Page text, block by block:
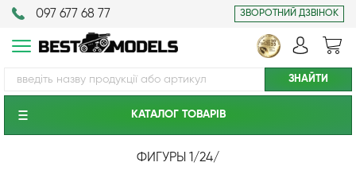
097 677 68 77 ЗВОРОТНИЙ ДЗВІНОК
КАТАЛОГ ТОВАРIВ
ФИГУРЫ 1/24/